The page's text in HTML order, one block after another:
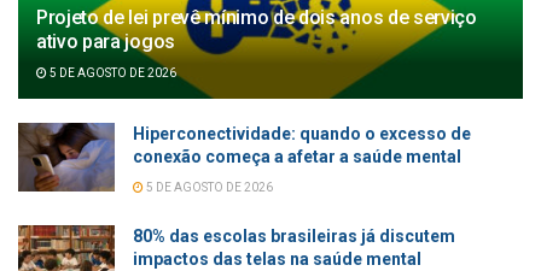
Projeto de lei prevê mínimo de dois anos de serviço
ativo para jogos
5 DE AGOSTO DE 2026
Hiperconectividade: quando o excesso de
conexão começa a afetar a saúde mental
5 DE AGOSTO DE 2026
80% das escolas brasileiras já discutem
impactos das telas na saúde mental